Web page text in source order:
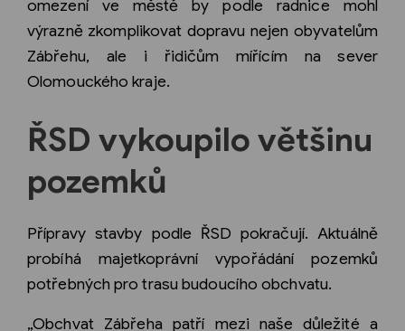
omezení ve městě by podle radnice mohl
výrazně zkomplikovat dopravu nejen obyvatelům
Zábřehu, ale i řidičům mířícím na sever
Olomouckého kraje.
ŘSD vykoupilo většinu
pozemků
Přípravy stavby podle ŘSD pokračují. Aktuálně
probíhá majetkoprávní vypořádání pozemků
potřebných pro trasu budoucího obchvatu.
„Obchvat Zábřeha patří mezi naše důležité a